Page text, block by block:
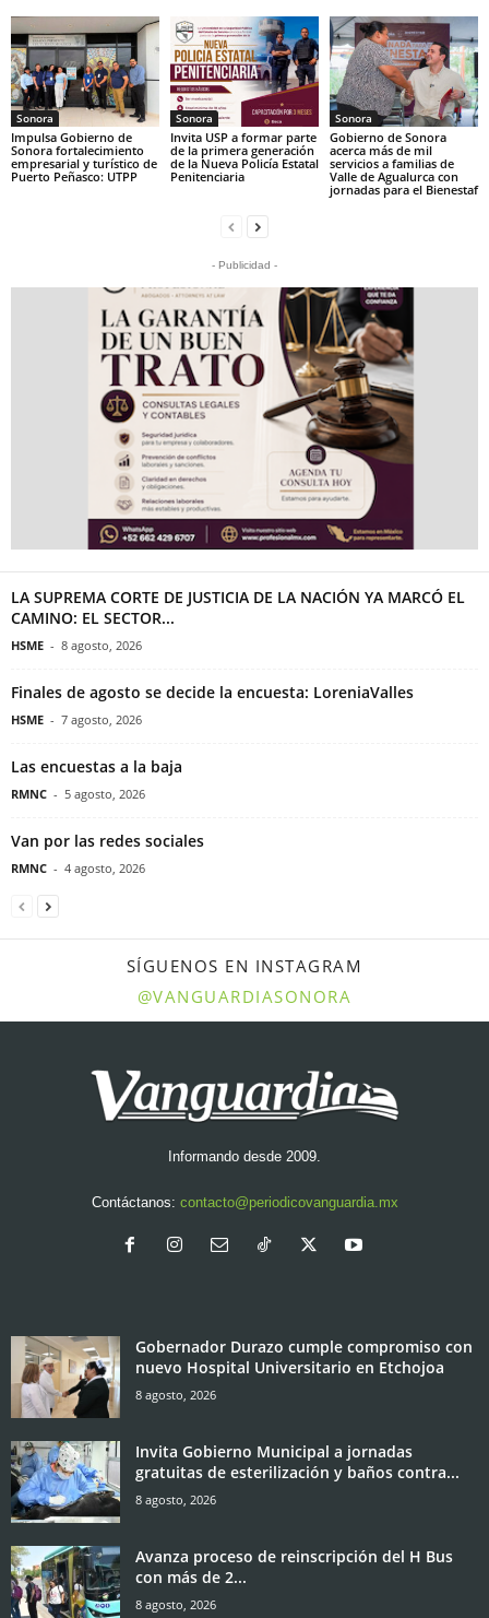
Sonora
Impulsa Gobierno de
Sonora fortalecimiento
empresarial y turístico de
Puerto Peñasco: UTPP
Sonora
Invita USP a formar parte
de la primera generación
de la Nueva Policía Estatal
Penitenciaria
Sonora
Gobierno de Sonora
acerca más de mil
servicios a familias de
Valle de Agualurca con
jornadas para el Bienestaf
- Publicidad -
LA SUPREMA CORTE DE JUSTICIA DE LA NACIÓN YA MARCÓ EL
CAMINO: EL SECTOR...
HSME - 8 agosto, 2026
Finales de agosto se decide la encuesta: LoreniaValles
HSME - 7 agosto, 2026
Las encuestas a la baja
RMNC - 5 agosto, 2026
Van por las redes sociales
RMNC - 4 agosto, 2026
SÍGUENOS EN INSTAGRAM
@VANGUARDIASONORA
Informando desde 2009.
Contáctanos: contacto@periodicovanguardia.mx
Gobernador Durazo cumple compromiso con
nuevo Hospital Universitario en Etchojoa
8 agosto, 2026
Invita Gobierno Municipal a jornadas
gratuitas de esterilización y baños contra...
8 agosto, 2026
Avanza proceso de reinscripción del H Bus
con más de 2...
8 agosto, 2026